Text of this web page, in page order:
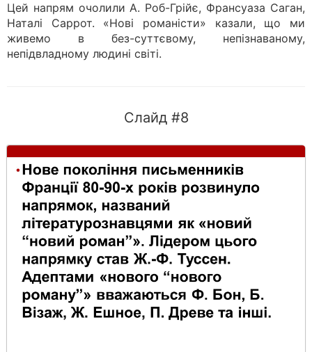
Цей напрям очолили А. Роб-Грійє, Франсуаза Саган,
Наталі Саррот. «Нові романісти» казали, що ми
живемо в без-суттєвому, непізнаваному,
непідвладному людині світі.
Слайд #8